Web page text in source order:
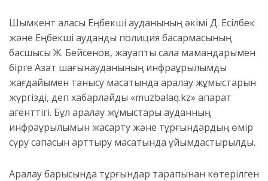
Шымкент қаласы Еңбекші ауданының әкімі Д. Есілбек
және Еңбекші аудандық полиция басқармасының
басшысы Ж. Бейсенов, жауапты сала мамандарымен
бірге Азат шағынауданының инфрақұрылымдық
жағдайымен танысу мақсатында аралау жұмыстарын
жүргізді, деп хабарлайды «muzbalaq.kz» ақпарат
агенттігі. Бұл аралау жұмыстары ауданның
инфрақұрылымын жақсарту және тұрғындардың өмір
сүру сапасын арттыру мақсатында ұйымдастырылды.
Аралау барысында тұрғындар тарапынан көтерілген